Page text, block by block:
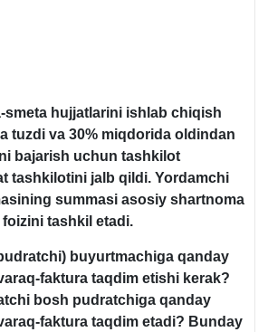
smeta hujjatlarini ishlab chiqish
tuzdi va 30% miqdorida oldindan
bajarish uchun tashkilot
tashkilotini jalb qildi. Yordamchi
summasi asosiy shartnoma
tashkil etadi.
buyurtmachiga qanday
faktura taqdim etishi kerak?
bosh pudratchiga qanday
faktura taqdim etadi? Bunday